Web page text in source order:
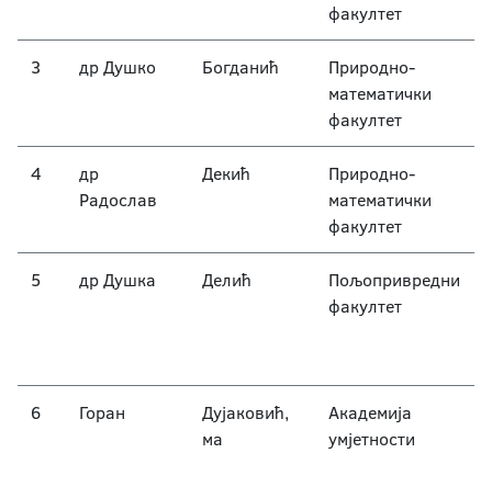
факултет
3 др Душко Богданић
Природно-
математички
факултет
4
др
Радослав
Декић
Природно-
математички
факултет
5 др Душка Делић
Пољопривредни
факултет
6 Горан
Дујаковић,
ма
Академија
умјетности